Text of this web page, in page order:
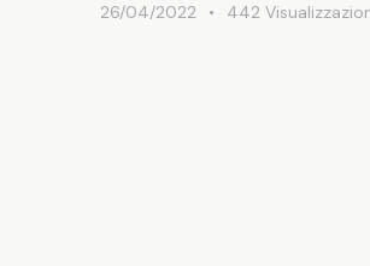
26/04/2022 442